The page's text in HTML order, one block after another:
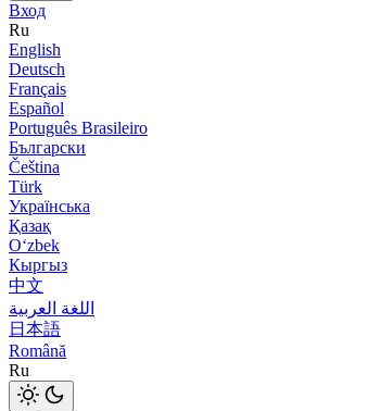
Вход
Ru
English
Deutsch
Français
Español
Português Brasileiro
Български
Čeština
Türk
Українська
Қазақ
Оʻzbek
Кыргыз
中文
اللغة العربية
日本語
Română
Ru